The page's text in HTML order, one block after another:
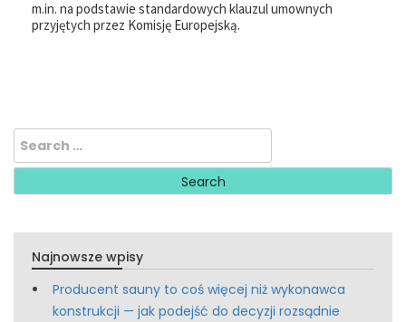
m.in. na podstawie standardowych klauzul umownych
przyjętych przez Komisję Europejską.
Search
for:
Najnowsze wpisy
Producent sauny to coś więcej niż wykonawca
konstrukcji — jak podejść do decyzji rozsądnie